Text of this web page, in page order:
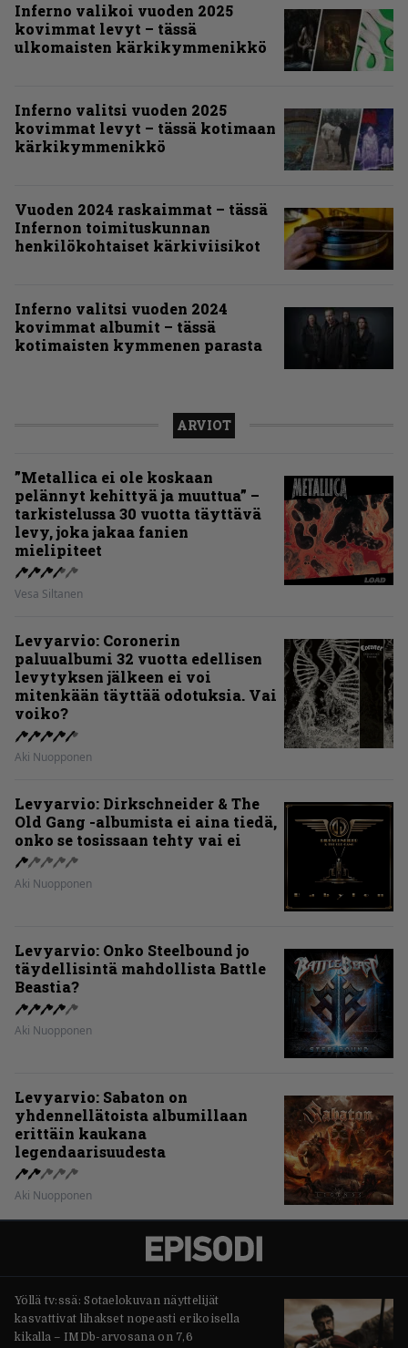
Inferno valikoi vuoden 2025
kovimmat levyt – tässä
ulkomaisten kärkikymmenikkö
Inferno valitsi vuoden 2025
kovimmat levyt – tässä kotimaan
kärkikymmenikkö
Vuoden 2024 raskaimmat – tässä
Infernon toimituskunnan
henkilökohtaiset kärkiviisikot
Inferno valitsi vuoden 2024
kovimmat albumit – tässä
kotimaisten kymmenen parasta
ARVIOT
”Metallica ei ole koskaan
pelännyt kehittyä ja muuttua” –
tarkistelussa 30 vuotta täyttävä
levy, joka jakaa fanien
mielipiteet
Vesa Siltanen
Levyarvio: Coronerin
paluualbumi 32 vuotta edellisen
levytyksen jälkeen ei voi
mitenkään täyttää odotuksia. Vai
voiko?
Aki Nuopponen
Levyarvio: Dirkschneider & The
Old Gang -albumista ei aina tiedä,
onko se tosissaan tehty vai ei
Aki Nuopponen
Levyarvio: Onko Steelbound jo
täydellisintä mahdollista Battle
Beastia?
Aki Nuopponen
Levyarvio: Sabaton on
yhdennellätoista albumillaan
erittäin kaukana
legendaarisuudesta
Aki Nuopponen
Yöllä tv:ssä: Sotaelokuvan näyttelijät
kasvattivat lihakset nopeasti erikoisella
kikalla – IMDb-arvosana on 7,6